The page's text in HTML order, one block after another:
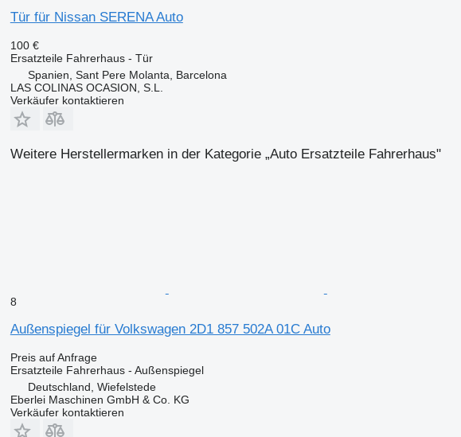
Tür für Nissan SERENA Auto
100 €
Ersatzteile Fahrerhaus - Tür
Spanien, Sant Pere Molanta, Barcelona
LAS COLINAS OCASION, S.L.
Verkäufer kontaktieren
Weitere Herstellermarken in der Kategorie „Auto Ersatzteile Fahrerhaus"
8
Außenspiegel für Volkswagen 2D1 857 502A 01C Auto
Preis auf Anfrage
Ersatzteile Fahrerhaus - Außenspiegel
Deutschland, Wiefelstede
Eberlei Maschinen GmbH & Co. KG
Verkäufer kontaktieren